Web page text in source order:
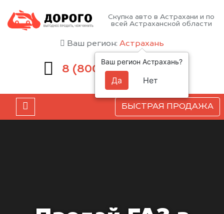
Скупка авто в Астрахани и по
всей Астраханской области
Ваш регион: Астрахань
8 (800)551-81-15
БЫСТРАЯ ПРОДАЖА
Ваш регион Астрахань?
Да Нет